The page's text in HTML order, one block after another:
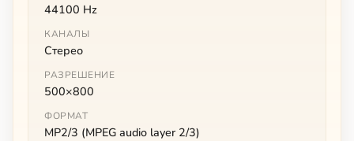
44100 Hz
КАНАЛЫ
Стерео
РАЗРЕШЕНИЕ
500×800
ФОРМАТ
MP2/3 (MPEG audio layer 2/3)